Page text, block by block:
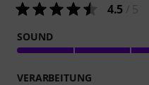
4.5
SOUND
VERARBEITUNG